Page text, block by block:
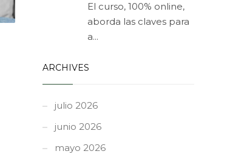
El curso, 100% online,
aborda las claves para
a...
ARCHIVES
julio 2026
junio 2026
mayo 2026